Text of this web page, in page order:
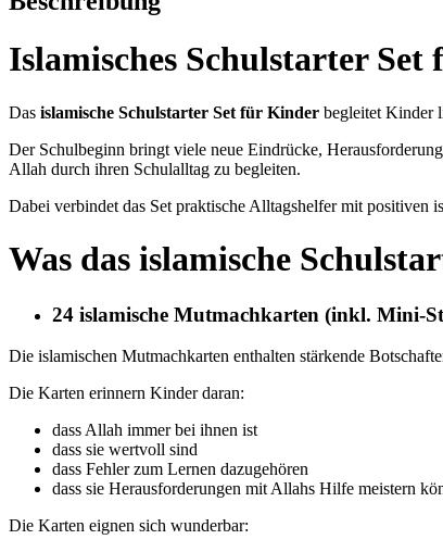
Islamisches Schulstarter
Das islamische Schulstarter Set für Kinder begleitet Kinder
Der Schulbeginn bringt viele neue Eindrücke,
Allah durch ihren Schulalltag zu begleiten.
Dabei verbindet das Set praktische Alltagshelfer mit positiven
Was das islamische
24 islamische Mutmachkarten (inkl. Mini-
Die islamischen Mutmachkarten enthalten stärkende
Die Karten erinnern Kinder daran:
dass Allah immer bei ihnen ist
dass sie wertvoll sind
dass Fehler zum Lernen dazugehören
dass sie Herausforderungen mit Allahs Hilfe meistern
Die Karten eignen sich wunderbar: